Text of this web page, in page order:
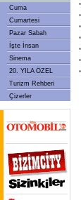
Cuma
Cumartesi
Pazar Sabah
İşte İnsan
Sinema
20. YILA ÖZEL
Turizm Rehberi
Çizerler